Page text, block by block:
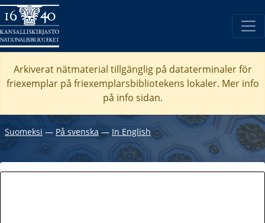
Arkiverat nätmaterial tillgänglig på dataterminaler för
friexemplar på friexemplarsbibliotekens lokaler. Mer info
på info sidan.
Suomeksi ― På svenska― In English